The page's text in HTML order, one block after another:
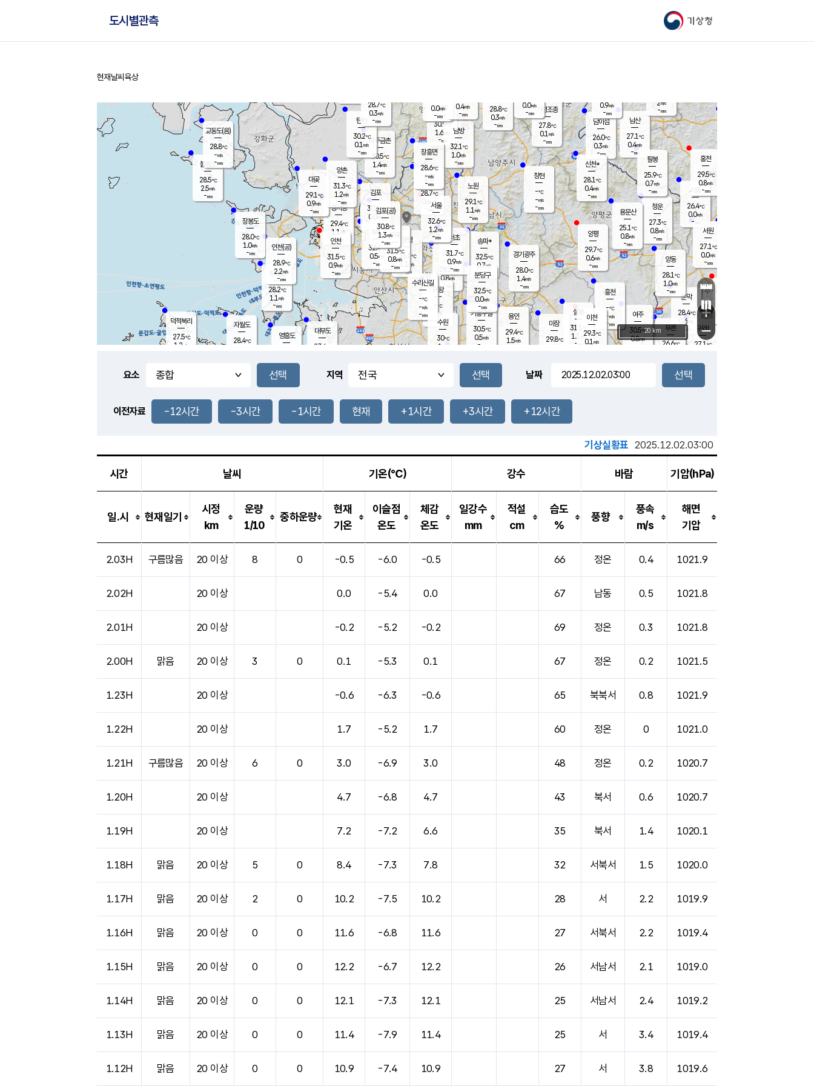
기상청
도시별관측
홈
현재날씨 육상
풍도
1.0m/s
문막
28.4℃
0.6m/s
mm
남이섬
26.0℃
0.3m/s
-mm
무의도
28.2℃
1.1 m/s
-mm
영흥도
볼음도
28.5℃
2.5m/s
-mm
자월도
28.4℃
양주
30.9℃
1.6
-mm
부론
26.6℃
과천
29.3℃
0.8m/s
- mm
남산
27.1℃
0.4m/s
-mm
장봉도
28.0℃
1.0m/s
-mm
-mm
청운
27.3℃
0.8m/s
-mm
팔봉
25.9℃
0.7m/s
-mm
-mm
용인
29.4℃
1.5m/s
여주
30.5℃
0.8m/s
양동
28.1℃
1.0m/s
-mm
경기광주
28.0℃
1.4m/s
-mm
장호원
0.9m/s
-mm
27.9
℃
대부도
27.4
-
경서동
29.4℃
1.1 m/s
-mm
파주금촌
30.5℃
1.4m/s
-mm
가평조종
27.8℃
0.1 m/s
-mm
28.8℃
0.3m/s
-mm
대곶
29.1℃
0.9m/s
-mm
신천*
28.1℃
0.4m/s
-mm
창현
-℃
-m/s
-mm
탄현
30.2℃
0.1 m/s
-mm
0.0m/s
-mm
32.4℃
2.5m/s
-mm
흥천
-℃
-m/s
-mm
마장
29.8℃
의왕
- ℃
m/s
mm
김포
30.6℃
0.0 m/s
mm
설봉
31.1
1.1 m/s
- mm
광명
33.1
℃
1.1 m/s
-mm
부천
32.4℃
0.5m/s
-mm
-mm
양촌
31.3℃
1.2m/s
-mm
구로
31.5℃
0.8m/s
-mm
은평
28.7℃
0.6 m/s
- mm
노원
29.1℃
1.1 m/s
-mm
송파*
32.5℃
0.7m/s
-mm
서초
31.7℃
0.9m/s
-mm
남방
32.1℃
1.0m/s
-mm
기흥구갈
30.5℃
0.5m/s
-
수리산길
-℃
-m/s
-mm
분당구
32.5℃
0.0m/s
-mm
장흥면
28.6℃
-m/s
-mm
0.0m/s
-mm
시동
26.4℃
0.0m/s
- mm
귀래
27.1 ℃
서원
27.1℃
0.0m/s
-mm
용문산
25.1℃
0.8m/s
-mm
덕적북리
27.5℃
1.2 m/s
인천(공)
28.9℃
2.2m/s
-mm
김포(공)
30.8℃
1.3m/s
-mm
교동도(음)
28.8℃
-m/s
-mm
홍천
29.5℃
0.8m/s
-mm
이천
29.3℃
0.1 m/s
양평
29.7℃
0.6m/s
-mm
수원
30℃
1 m/s
인천
31.5℃
0.9m/s
-mm
서울
32.6℃
1.2m/s
-mm
2m/s
-mm
28.7℃
0.3m/s
-mm
0.4m/s
-mm
+
−
20 km
요소 지역 날짜
이전자료 -12시간 -3시간 -1시간 현재 +1시간 +3시간 +12시간
기상실황표 2025.12.02.03:00
시간 날씨 기온(℃) 강수 바람 기압(hPa)
일.시 현재일기
시정
km
운량
1/10
중하운량
현재
기온
이슬점
온도
체감
온도
일강수
mm
적설
cm
습도
%
풍향
풍속
m/s
해면
기압
2.03H 구름많음 20 이상 8 0 -0.5 -6.0 -0.5 66 정온 0.4 1021.9
2.02H 20 이상 0.0 -5.4 0.0 67 남동 0.5 1021.8
2.01H 20 이상 -0.2 -5.2 -0.2 69 정온 0.3 1021.8
2.00H 맑음 20 이상 3 0 0.1 -5.3 0.1 67 정온 0.2 1021.5
1.23H 20 이상 -0.6 -6.3 -0.6 65 북북서 0.8 1021.9
1.22H 20 이상 1.7 -5.2 1.7 60 정온 0 1021.0
1.21H 구름많음 20 이상 6 0 3.0 -6.9 3.0 48 정온 0.2 1020.7
1.20H 20 이상 4.7 -6.8 4.7 43 북서 0.6 1020.7
1.19H 20 이상 7.2 -7.2 6.6 35 북서 1.4 1020.1
1.18H 맑음 20 이상 5 0 8.4 -7.3 7.8 32 서북서 1.5 1020.0
1.17H 맑음 20 이상 2 0 10.2 -7.5 10.2 28 서 2.2 1019.9
1.16H 맑음 20 이상 0 0 11.6 -6.8 11.6 27 서북서 2.2 1019.4
1.15H 맑음 20 이상 0 0 12.2 -6.7 12.2 26 서남서 2.1 1019.0
1.14H 맑음 20 이상 0 0 12.1 -7.3 12.1 25 서남서 2.4 1019.2
1.13H 맑음 20 이상 0 0 11.4 -7.9 11.4 25 서 3.4 1019.4
1.12H 맑음 20 이상 0 0 10.9 -7.4 10.9 27 서 3.8 1019.6